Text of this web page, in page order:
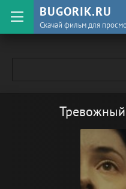
BUGORIK.RU
Скачай фильм для